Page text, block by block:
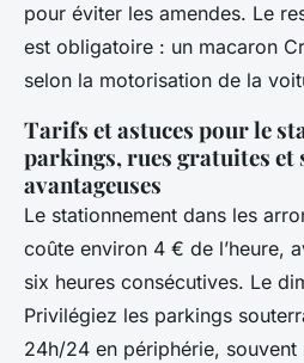
pour éviter les amendes. Le
est obligatoire : un macaron
selon la motorisation de la
Tarifs et astuces pour le
parkings, rues gratuites
avantageuses
Le stationnement dans les
coûte environ 4 € de l’heure,
six heures consécutives. Le
Privilégiez les parkings
24h/24 en périphérie,